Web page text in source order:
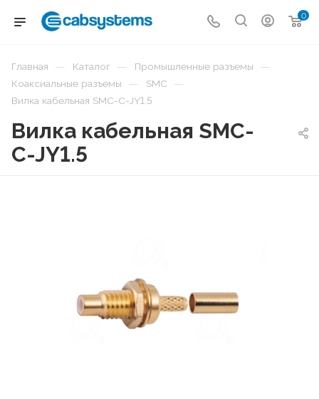
0
Главная — Каталог — Промышленные разъемы —
Коаксиальные разъемы — SMC —
Вилка кабельная SMC-C-JY1.5
Вилка кабельная SMC-
C-JY1.5